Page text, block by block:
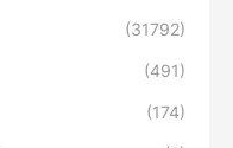
(31792)
(491)
(174)